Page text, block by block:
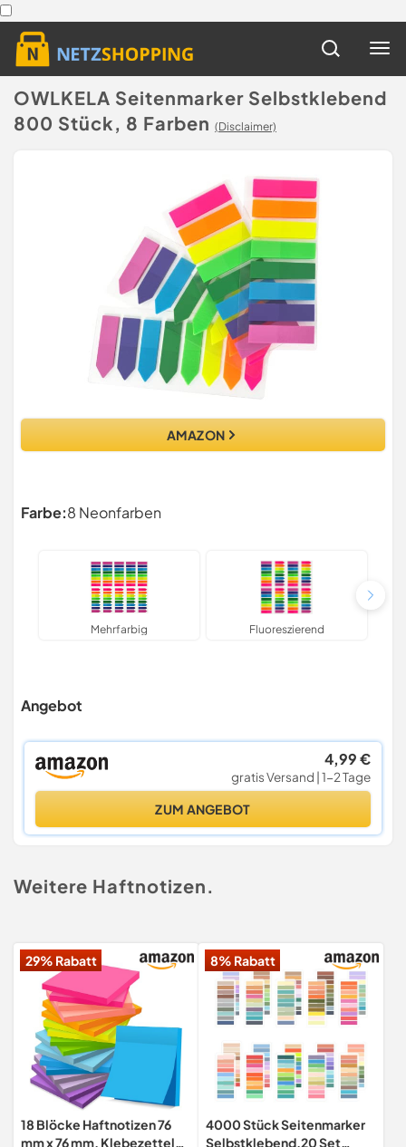
OWLKELA Seitenmarker Selbstklebend
800 Stück, 8 Farben (Disclaimer)
AMAZON
Farbe:8 Neonfarben
Mehrfarbig Fluoreszierend
Angebot
4,99 €
gratis Versand | 1-2 Tage
ZUM ANGEBOT
Weitere Haftnotizen.
29% Rabatt
18 Blöcke Haftnotizen 76
mm x 76 mm, Klebezettel
8% Rabatt
4000 Stück Seitenmarker
Selbstklebend,20 Set